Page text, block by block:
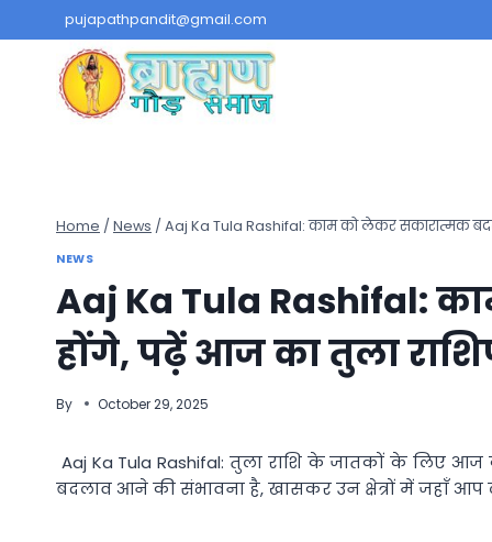
to
content
pujapathpandit@gmail.com
Home / News / Aaj Ka Tula Rashifal: काम को लेकर सकारात्मक
NEWS
Aaj Ka Tula Rashifal:
होंगे, पढ़ें आज का तुला
By October 29, 2025
Aaj Ka Tula Rashifal: तुला राशि के जातकों के लिए
बदलाव आने की संभावना है, खासकर उन क्षेत्रों में जहाँ